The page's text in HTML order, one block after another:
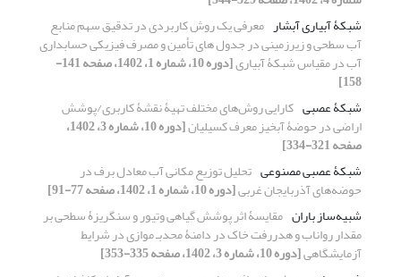
شبکۀ آبیاری آبشار معرفی یک روش کاربردی در تدقیق سهم منابع
آب سطحی و زیرزمینی در جدول های تأمین و مصرف فیزیکی حسابداری
آب در مقیاس شبکۀ آبیاری [دوره 10، شماره 1، 1402، صفحه 141-
158]
شبکۀ عصبی کارایی روش‌های مختلف تهیۀ نقشۀ کاربری/پوشش
اراضی در حوضۀ آبخیز معرف کسیلیان [دوره 10، شماره 3، 1402،
صفحه 321-334]
شبکۀ عصبی مصنوعی تحلیل توزیع مکانی آب معادل برف در
حوضه‌های آذربایجان غربی[دوره 10، شماره 1، 1402، صفحه 77-91]
شبیه‌ساز باران مقایسۀ اثر پوشش گیاهی وتیور و سنگریزۀ سطحی بر
مقدار رواناب و هدررفت خاک در دامنۀ محدبـ موازی در شرایط
آزمایشگاهی[دوره 10، شماره 3، 1402، صفحه 335-353]